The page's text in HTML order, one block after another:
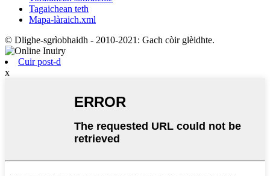
Tagaichean teth
Mapa-làraich.xml
© Dlighe-sgrìobhaidh - 2010-2021: Gach còir glèidhte.
Cuir post-d
x